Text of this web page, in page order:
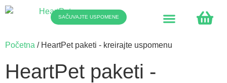
SAČUVAJTE USPOMENE
Početna / HeartPet paketi - kreirajte uspomenu
HeartPet paketi -